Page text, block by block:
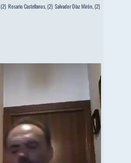
(2) Rosario Castellanos,(2) Salvador Díaz Mirón,(2)